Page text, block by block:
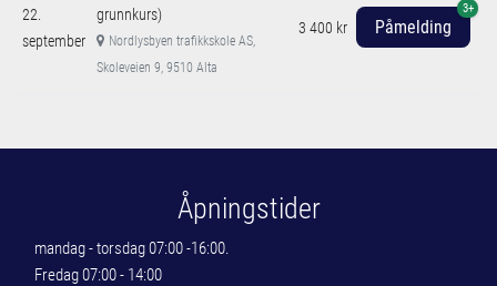
22.
september
grunnkurs)
Nordlysbyen trafikkskole AS,
Skoleveien 9, 9510 Alta
3 400 kr Påmelding
3+
Åpningstider
mandag - torsdag 07:00 -16:00.
Fredag 07:00 - 14:00